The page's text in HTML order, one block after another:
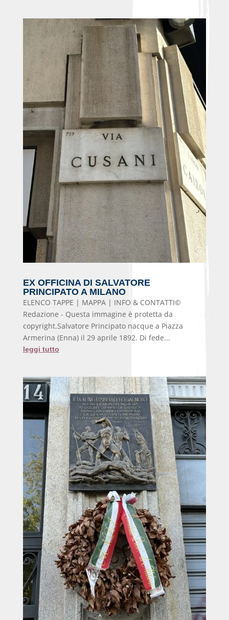
EX OFFICINA DI SALVATORE
PRINCIPATO A MILANO
ELENCO TAPPE | MAPPA | INFO & CONTATTI©
Redazione - Questa immagine è protetta da
copyright.Salvatore Principato nacque a Piazza
Armerina (Enna) il 29 aprile 1892. Di fede...
leggi tutto